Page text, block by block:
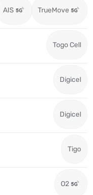
AIS TrueMove
Togo Cell
Digicel
Digicel
Tigo
O2